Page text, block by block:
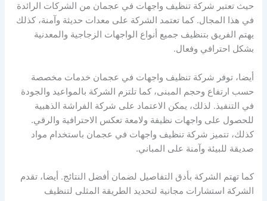
حيث تعتبر شركة تنظيف واجهات في عجمان من الشركات الرائدة
في هذا المجال. كما تعتمد الشركة على معدات حديثة وآمنة، كذلك
يهتم الفريق بتنظيف جميع أنواع الواجهات الزجاجية والمعدنية
بشكل احترافي وفعال.
أيضا، توفر شركة تنظيف واجهات في عجمان خدمات مخصصة
حسب ارتفاع وحجم المبنى، كما تلتزم الشركة بالمواعيد والجودة
في التنفيذ. لذلك، يمكن الاعتماد على شركة الفراشة الذهبية
للحصول على واجهات نظيفة ولامعة تعكس الاحترافية والرقي.
كذلك، تتميز شركة تنظيف واجهات في عجمان باستخدام مواد
صديقة للبيئة وآمنة على المباني.
كما تهتم الشركة بأدق التفاصيل لضمان أفضل النتائج. أيضا، تقدم
الشركة استشارات مجانية لتحديد الطريقة المثلى لتنظيف